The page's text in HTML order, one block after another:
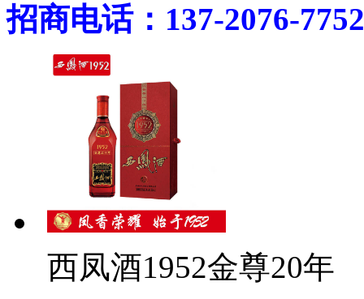
招商电话：137-2076-7752
西凤酒1952金尊20年